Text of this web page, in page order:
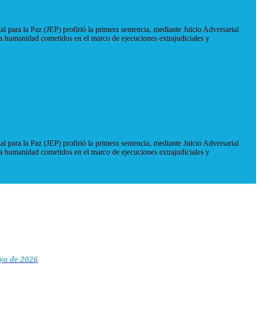
para la Paz (JEP) profirió la primera sentencia, mediante Juicio Adversarial
cometidos en el marco de ejecuciones extrajudiciales y
para la Paz (JEP) profirió la primera sentencia, mediante Juicio Adversarial
cometidos en el marco de ejecuciones extrajudiciales y
de 2026